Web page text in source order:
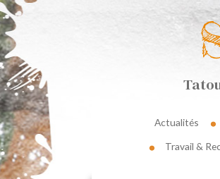
Actualités
Travail &